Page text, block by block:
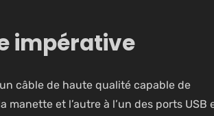
impérative
câble de haute qualité capable de
et l’autre à l’un des ports USB